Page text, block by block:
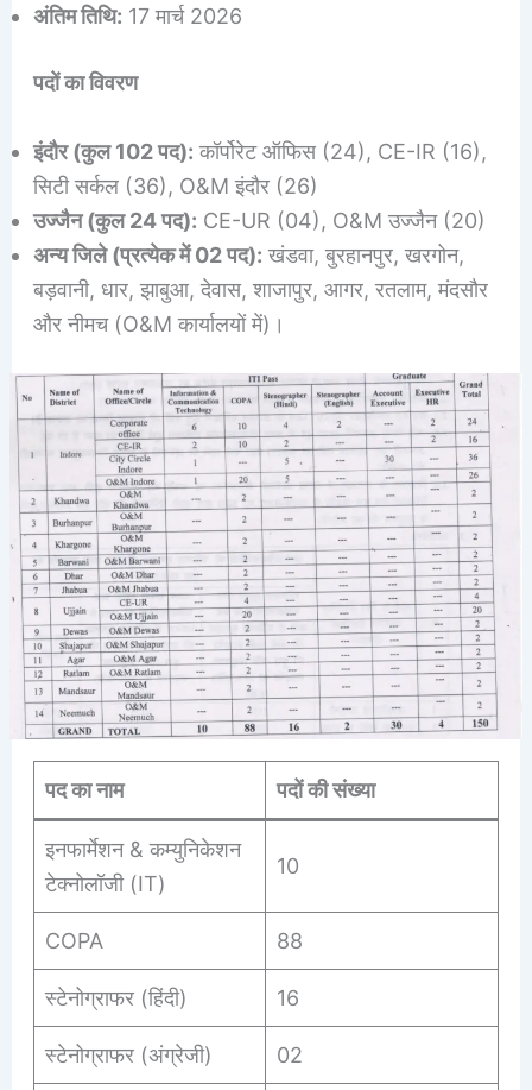
अंतिम तिथि: 17 मार्च 2026
पदों का विवरण
इंदौर (कुल 102 पद): कॉर्पोरेट ऑफिस (24), CE-IR (16),
सिटी सर्कल (36), O&M इंदौर (26)
उज्जैन (कुल 24 पद): CE-UR (04), O&M उज्जैन (20)
अन्य जिले (प्रत्येक में 02 पद): खंडवा, बुरहानपुर, खरगोन,
बड़वानी, धार, झाबुआ, देवास, शाजापुर, आगर, रतलाम, मंदसौर
और नीमच (O&M कार्यालयों में)।
पद का नाम पदों की संख्या
इनफार्मेशन & कम्युनिकेशन
टेक्नोलॉजी (IT)
10
COPA 88
स्टेनोग्राफर (हिंदी) 16
स्टेनोग्राफर (अंग्रेजी) 02